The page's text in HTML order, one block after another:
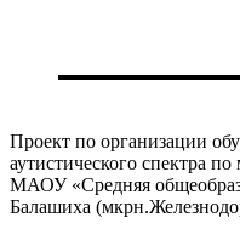
Проект по организации
аутистического спектра
МАОУ «Средняя
Балашиха